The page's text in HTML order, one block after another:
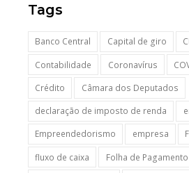
Tags
Banco Central Capital de giro
Contabilidade
Coronavírus
Crédito
Câmara dos Deputados
declaração de imposto de renda
Empreendedorismo
empresa
fluxo de caixa
Folha de Pagamento